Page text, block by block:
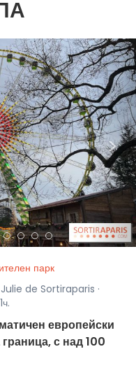
>
парк
Julie de Sortiraparis ·
европейски
с над 100